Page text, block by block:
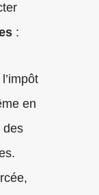
:
en
des